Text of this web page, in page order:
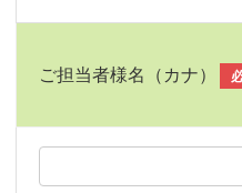
ご担当者様名（カナ）